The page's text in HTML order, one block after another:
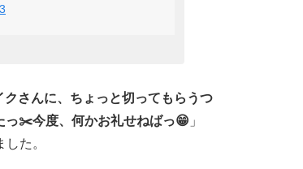
クさんに、ちょっと切ってもらうつ
っ✂️今度、何かお礼せねばっ😁 」
た。